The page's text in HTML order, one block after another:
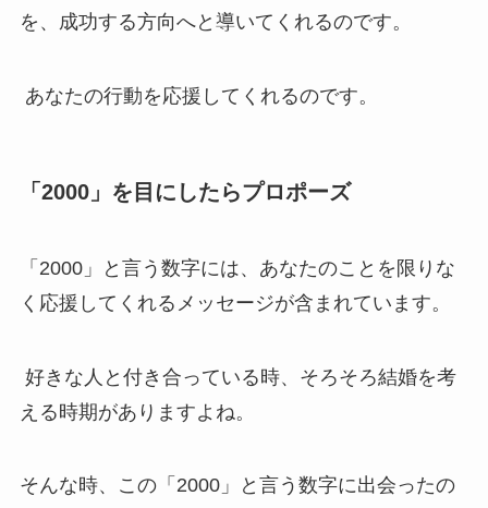
を、成功する方向へと導いてくれるのです。
あなたの行動を応援してくれるのです。
「2000」を目にしたらプロポーズ
「2000」と言う数字には、あなたのことを限りな
く応援してくれるメッセージが含まれています。
好きな人と付き合っている時、そろそろ結婚を考
える時期がありますよね。
そんな時、この「2000」と言う数字に出会ったの